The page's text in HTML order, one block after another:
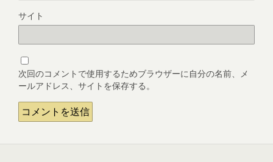
サイト
次回のコメントで使用するためブラウザーに自分の名前、メ
ールアドレス、サイトを保存する。